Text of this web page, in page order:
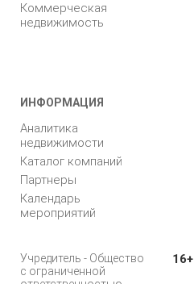
Коммерческая
недвижимость
ИНФОРМАЦИЯ
Аналитика
недвижимости
Каталог компаний
Партнеры
Календарь
мероприятий
Учредитель - Общество
с ограниченной
16+